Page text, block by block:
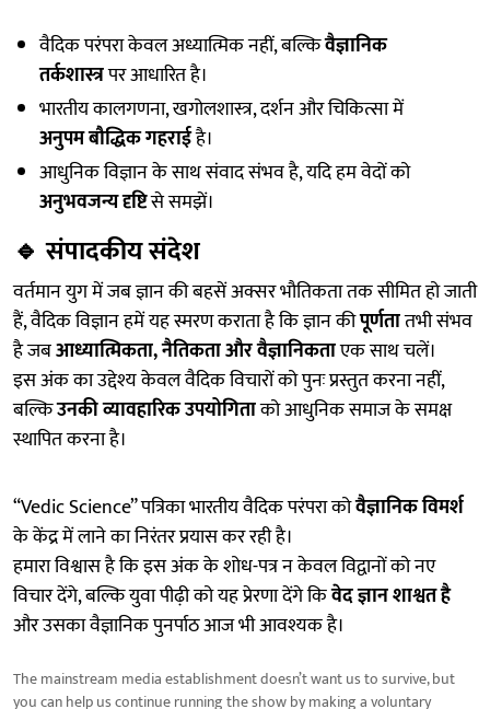
वैदिक परंपरा केवल अध्यात्मिक नहीं, बल्किवैज्ञानिक
तर्कशास्त्रपर आधारित है।
भारतीय कालगणना, खगोलशास्त्र, दर्शन और चिकित्सा में
अनुपम बौद्धिक गहराईहै।
आधुनिक विज्ञान के साथ संवाद संभव है, यदि हम वेदों को
अनुभवजन्य दृष्टिसे समझें।
🔹संपादकीय संदेश
वर्तमान युग में जब ज्ञान की बहसें अक्सर भौतिकता तक सीमित हो जाती
हैं, वैदिक विज्ञान हमें यह स्मरण कराता है कि ज्ञान कीपूर्णतातभी संभव
है जबआध्यात्मिकता, नैतिकता और वैज्ञानिकताएक साथ चलें।
इस अंक का उद्देश्य केवल वैदिक विचारों को पुनः प्रस्तुत करना नहीं,
बल्किउनकी व्यावहारिक उपयोगिताको आधुनिक समाज के समक्ष
स्थापित करना है।
“Vedic Science” पत्रिका भारतीय वैदिक परंपरा कोवैज्ञानिक विमर्श
के केंद्र में लाने का निरंतर प्रयास कर रही है।
हमारा विश्वास है कि इस अंक के शोध-पत्र न केवल विद्वानों को नए
विचार देंगे, बल्कि युवा पीढ़ी को यह प्रेरणा देंगे किवेद ज्ञान शाश्वत है
और उसका वैज्ञानिक पुनर्पाठ आज भी आवश्यक है।
The mainstream media establishment doesn’t want us to survive, but
you can help us continue running the show by making a voluntary